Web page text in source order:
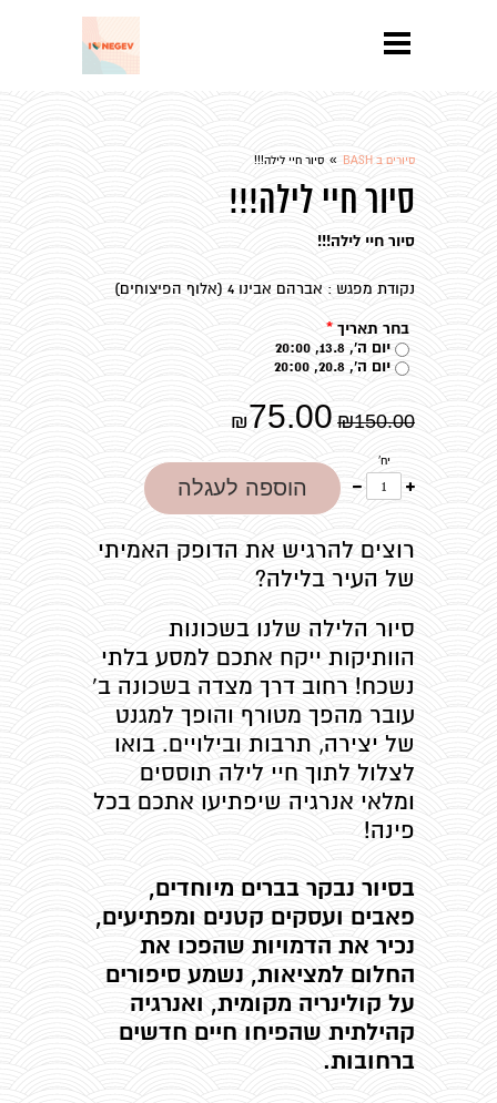
סיורים ב BASH » סיור חיי לילה!!!
סיור חיי לילה!!!
סיור חיי לילה!!!
נקודת מפגש : אברהם אבינו 4 (אלוף הפיצוחים)
בחר תאריך*
יום ה', 13.8, 20:00
יום ה', 20.8, 20:00
₪150.00
₪75.00
יח'
אחד
פחות
אחד
הוספה לעגלה
רוצים להרגיש את הדופק האמיתי
של העיר בלילה?
סיור הלילה שלנו בשכונות
הוותיקות ייקח אתכם למסע בלתי
נשכח! רחוב דרך מצדה בשכונה ב'
עובר מהפך מטורף והופך למגנט
של יצירה, תרבות ובילויים. בואו
לצלול לתוך חיי לילה תוססים
ומלאי אנרגיה שיפתיעו אתכם בכל
פינה!
בסיור נבקר בברים מיוחדים,
פאבים ועסקים קטנים ומפתיעים,
נכיר את הדמויות שהפכו את
החלום למציאות, נשמע סיפורים
על קולינריה מקומית, ואנרגיה
קהילתית שהפיחו חיים חדשים
ברחובות.